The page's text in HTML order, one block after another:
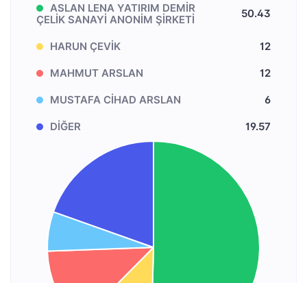
ASLAN LENA YATIRIM DEMİR
ÇELİK SANAYİ ANONİM ŞİRKETİ
50.43
HARUN ÇEVİK 12
MAHMUT ARSLAN 12
MUSTAFA CİHAD ARSLAN 6
DİĞER 19.57